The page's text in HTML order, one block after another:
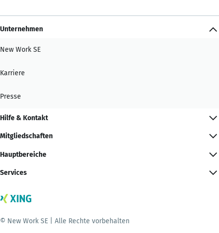
Unternehmen
New Work SE
Karriere
Presse
Hilfe & Kontakt
Mitgliedschaften
Hauptbereiche
Services
© New Work SE | Alle Rechte vorbehalten